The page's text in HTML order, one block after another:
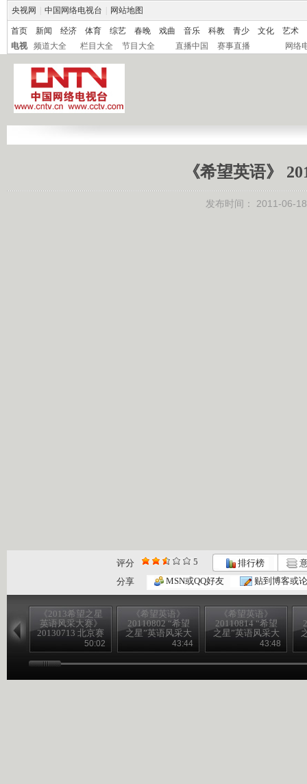
央视网 中国网络电视台 网站地图
首页 新闻 经济 体育 综艺 春晚 戏曲 音乐 科教 青少 文化
艺术
电视
频道大全 栏目大全 节目大全 直播中国 赛事直播 网络
《希望英语》
发布时间： 2011-06-
评分 5 排行榜
分享
MSN或QQ好友 贴到博客或
《2013希望之星
英语风采大赛》
20130713 北京赛
50:02
《希望英语》
20110802 “希望
之星”英语风采大
赛小学组十晋五
（2）
43:44
《希望英语》
20110814 “希望
之星”英语风采大
赛颁奖典礼43:48